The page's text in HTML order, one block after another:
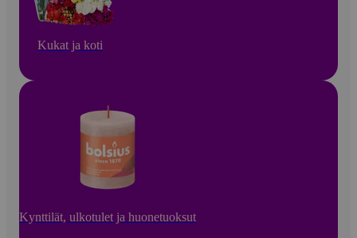
Kukat ja koti
Kynttilät, ulkotulet ja huonetuoksut